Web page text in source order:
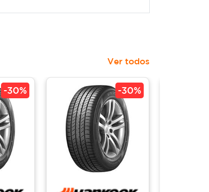
Ver todos
-30% -30%